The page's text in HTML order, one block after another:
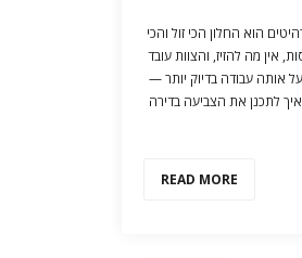
הוא החלון הכי זול והכי
אין מה להזיז, והצוות עובד
אותה עבודה בדיוק יותר —
לתכנן את הצביעה בדירה
READ MORE